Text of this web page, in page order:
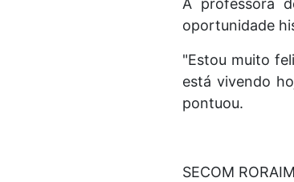
A professora
oportunidade
"Estou muito
está vivendo
pontuou.
SECOM